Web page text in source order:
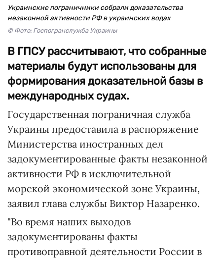
Украинские пограничники собрали доказательства
незаконной активности РФ в украинских водах
© Фото: Госпогранслужба Украины
В ГПСУ рассчитывают, что собранные
материалы будут использованы для
формирования доказательной базы в
международных судах.
Государственная пограничная служба
Украины предоставила в распоряжение
Министерства иностранных дел
задокументированные факты незаконной
активности РФ в исключительной
морской экономической зоне Украины,
заявил глава службы Виктор Назаренко.
"Во время наших выходов
задокументированы факты
противоправной деятельности России в